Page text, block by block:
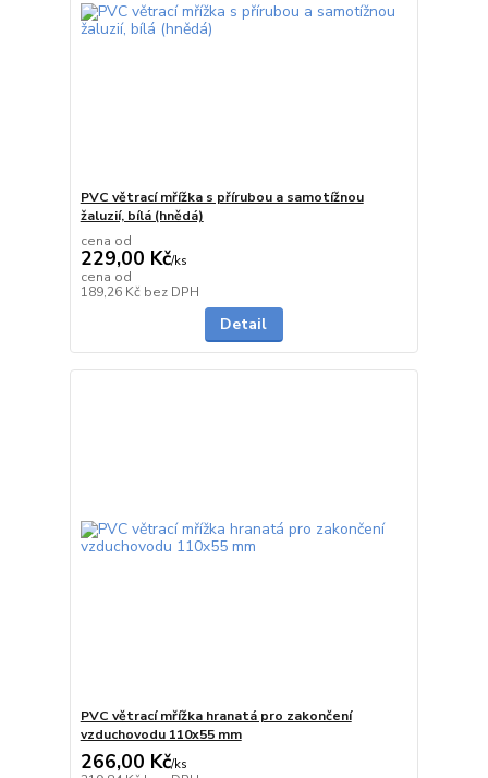
PVC větrací mřížka s přírubou a samotížnou
žaluzií, bílá (hnědá)
cena od
229,00 Kč/ks
cena od
189,26 Kč bez DPH
Detail
PVC větrací mřížka hranatá pro zakončení
vzduchovodu 110x55 mm
266,00 Kč/ks